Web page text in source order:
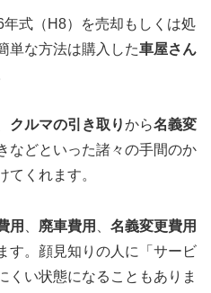
式（H8）を売却もしくは処
単な方法は購入した車屋さん
クルマの引き取りから名義変
などといった諸々の手間のか
てくれます。
用 廃車費用
名義変更費用
す。顔見知りの人に「サービ
くい状態になることもありま